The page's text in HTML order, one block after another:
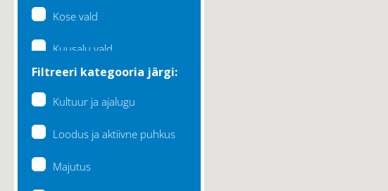
Kose vald
Kuusalu vald
Lääne-Harju vald
Filtreeri kategooria järgi:
Kultuur ja ajalugu
Loodus ja aktiivne puhkus
Majutus